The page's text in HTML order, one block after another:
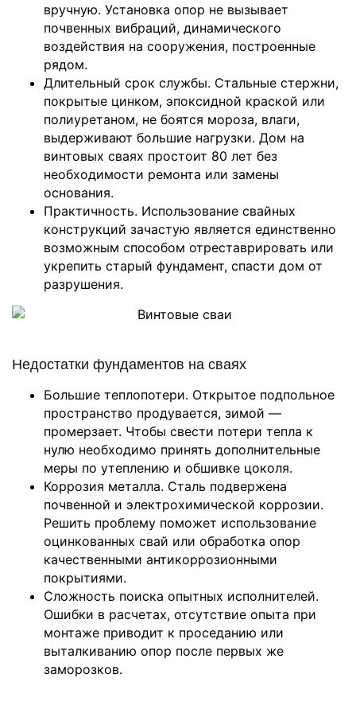
вручную. Установка опор не вызывает
почвенных вибраций, динамического
воздействия на сооружения, построенные
рядом.
Длительный срок службы. Стальные стержни,
покрытые цинком, эпоксидной краской или
полиуретаном, не боятся мороза, влаги,
выдерживают большие нагрузки. Дом на
винтовых сваях простоит 80 лет без
необходимости ремонта или замены
основания.
Практичность. Использование свайных
конструкций зачастую является единственно
возможным способом отреставрировать или
укрепить старый фундамент, спасти дом от
разрушения.
Недостатки фундаментов на сваях
Большие теплопотери. Открытое подпольное
пространство продувается, зимой —
промерзает. Чтобы свести потери тепла к
нулю необходимо принять дополнительные
меры по утеплению и обшивке цоколя.
Коррозия металла. Сталь подвержена
почвенной и электрохимической коррозии.
Решить проблему поможет использование
оцинкованных свай или обработка опор
качественными антикоррозионными
покрытиями.
Сложность поиска опытных исполнителей.
Ошибки в расчетах, отсутствие опыта при
монтаже приводит к проседанию или
выталкиванию опор после первых же
заморозков.